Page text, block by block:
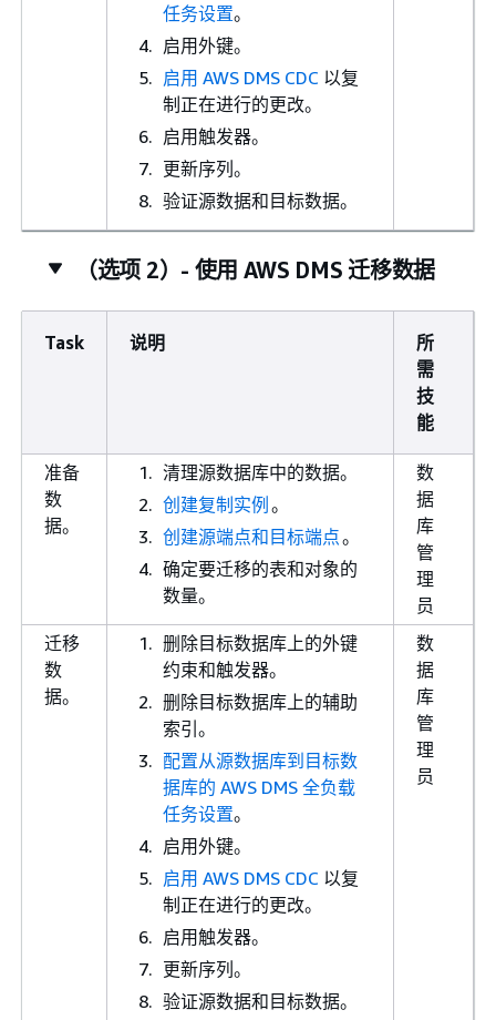
任务设置。
启用外键。
启用 AWS DMS CDC 以复
制正在进行的更改。
启用触发器。
更新序列。
验证源数据和目标数据。
（选项 2）- 使用 AWS DMS 迁移数据
Task 说明
所
需
技
能
准备
数
据。
清理源数据库中的数据。
创建复制实例 。
创建源端点和目标端点。
确定要迁移的表和对象的
数量。
数
据
库
管
理
员
迁移
数
据。
删除目标数据库上的外键
约束和触发器。
删除目标数据库上的辅助
索引。
配置从源数据库到目标数
据库的 AWS DMS 全负载
任务设置。
启用外键。
启用 AWS DMS CDC 以复
制正在进行的更改。
启用触发器。
更新序列。
验证源数据和目标数据。
数
据
库
管
理
员